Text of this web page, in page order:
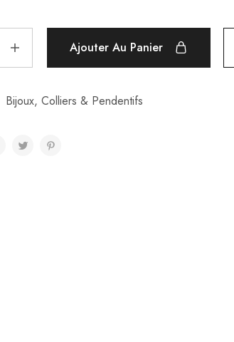
Ajouter Au Panier
Bijoux, Colliers & Pendentifs